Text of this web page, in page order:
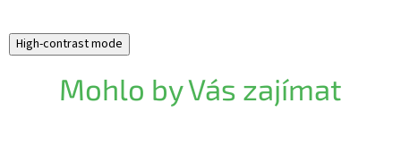
High-contrast mode
Mohlo by Vás zajímat